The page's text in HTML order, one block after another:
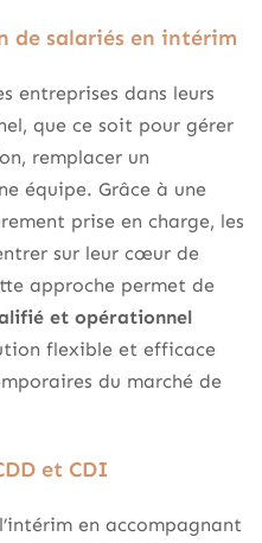
de salariés en intérim
entreprises dans leurs
que ce soit pour gérer
remplacer un
équipe. Grâce à une
prise en charge, les
sur leur cœur de
approche permet de
et opérationnel
flexible et efficace
du marché de
et CDI
en accompagnant